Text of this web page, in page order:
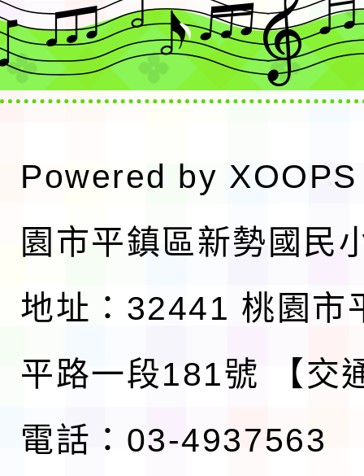
Powered by XOOPS
園市平鎮區新勢國民
地址：32441 桃園市
平路一段181號
【交
電話：03-4937563